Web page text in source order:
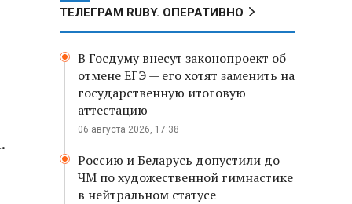
ТЕЛЕГРАМ RUBY. ОПЕРАТИВНО
В Госдуму внесут законопроект об
отмене ЕГЭ — его хотят заменить на
государственную итоговую
аттестацию
06 августа 2026, 17:38
Россию и Беларусь допустили до
ЧМ по художественной гимнастике
в нейтральном статусе